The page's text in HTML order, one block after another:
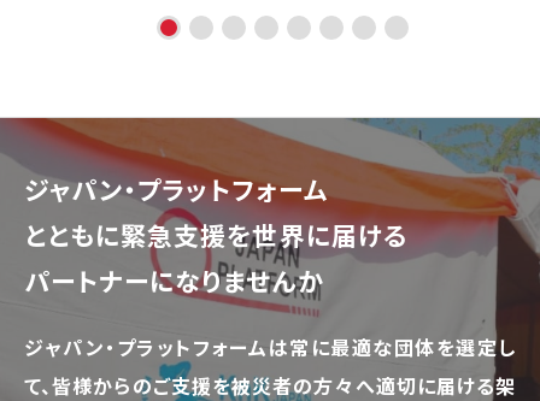
ジャパン・プラットフォーム
とともに緊急支援を世界に届ける
パートナーになりませんか
ジャパン・プラットフォームは常に最適な団体を選定し
て、皆様からのご支援を被災者の方々へ適切に届ける架